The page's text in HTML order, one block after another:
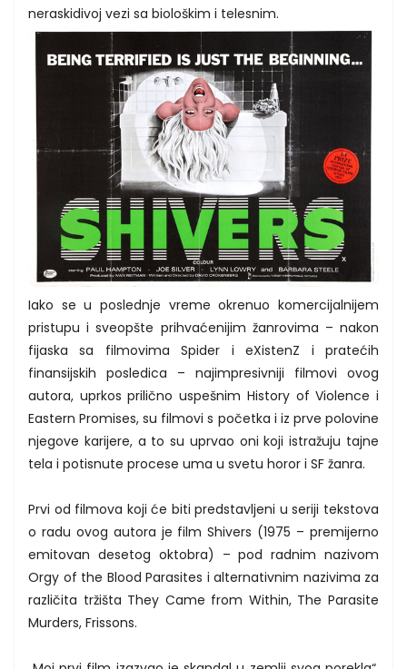
neraskidivoj vezi sa biološkim i telesnim.
Iako se u poslednje vreme okrenuo komercijalnijem
pristupu i sveopšte prihvaćenijim žanrovima – nakon
fijaska sa filmovima Spider i eXistenZ i pratećih
finansijskih posledica – najimpresivniji filmovi ovog
autora, uprkos prilično uspešnim History of Violence i
Eastern Promises, su filmovi s početka i iz prve polovine
njegove karijere, a to su uprvao oni koji istražuju tajne
tela i potisnute procese uma u svetu horor i SF žanra.
Prvi od filmova koji će biti predstavljeni u seriji tekstova
o radu ovog autora je film Shivers (1975 – premijerno
emitovan desetog oktobra) – pod radnim nazivom
Orgy of the Blood Parasites i alternativnim nazivima za
različita tržišta They Came from Within, The Parasite
Murders, Frissons.